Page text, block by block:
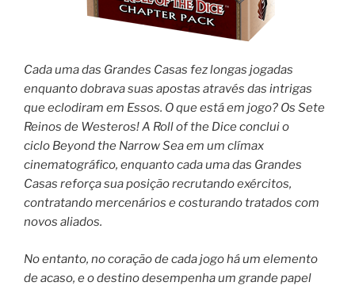
Cada uma das Grandes Casas fez longas jogadas
enquanto dobrava suas apostas através das intrigas
que eclodiram em Essos. O que está em jogo? Os Sete
Reinos de Westeros! A Roll of the Dice conclui o
ciclo Beyond the Narrow Sea em um clímax
cinematográfico, enquanto cada uma das Grandes
Casas reforça sua posição recrutando exércitos,
contratando mercenários e costurando tratados com
novos aliados.
No entanto, no coração de cada jogo há um elemento
de acaso, e o destino desempenha um grande papel